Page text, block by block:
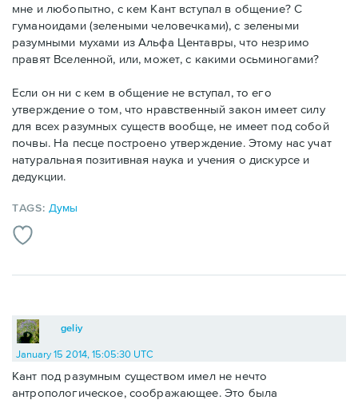
мне и любопытно, с кем Кант вступал в общение? С
гуманоидами (зелеными человечками), с зелеными
разумными мухами из Альфа Центавры, что незримо
правят Вселенной, или, может, с какими осьминогами?
Если он ни с кем в общение не вступал, то его
утверждение о том, что нравственный закон имеет силу
для всех разумных существ вообще, не имеет под собой
почвы. На песце построено утверждение. Этому нас учат
натуральная позитивная наука и учения о дискурсе и
дедукции.
TAGS: Думы
geliy
January 15 2014, 15:05:30 UTC
Кант под разумным существом имел не нечто
антропологическое, соображающее. Это была